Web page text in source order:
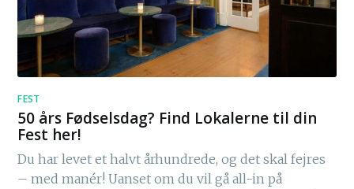
FEST
50 års Fødselsdag? Find Lokalerne til din
Fest her!
Du har levet et halvt århundrede, og det skal fejres
– med manér! Uanset om du vil gå all-in på